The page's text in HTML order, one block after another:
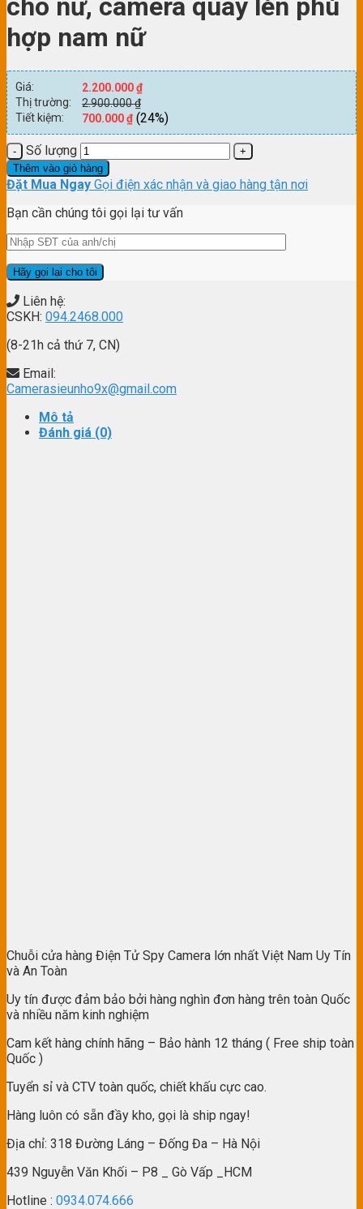
cho nữ, camera quay lén phù
hợp nam nữ
Giá: 2.200.000₫
Thị trường:
2.900.000₫
Tiết kiệm:
700.000₫ (24%)
Số lượng
Thêm vào giỏ hàng
Đặt Mua Ngay Gọi điện xác nhận và giao hàng tận nơi
Bạn cần chúng tôi gọi lại tư vấn
Liên hệ:
CSKH: 094.2468.000
(8-21h cả thứ 7, CN)
Email:
Camerasieunho9x@gmail.com
Mô tả
Đánh giá (0)
Chuỗi cửa hàng Điện Tử Spy Camera lớn nhất Việt Nam Uy Tín
và An Toàn
Uy tín được đảm bảo bởi hàng nghìn đơn hàng trên toàn Quốc
và nhiều năm kinh nghiệm
Cam kết hàng chính hãng – Bảo hành 12 tháng ( Free ship toàn
Quốc )
Tuyển sỉ và CTV toàn quốc, chiết khấu cực cao.
Hàng luôn có sẵn đầy kho, gọi là ship ngay!
Địa chỉ: 318 Đường Láng – Đống Đa – Hà Nội
439 Nguyễn Văn Khối – P8 _ Gò Vấp _HCM
Hotline : 0934.074.666